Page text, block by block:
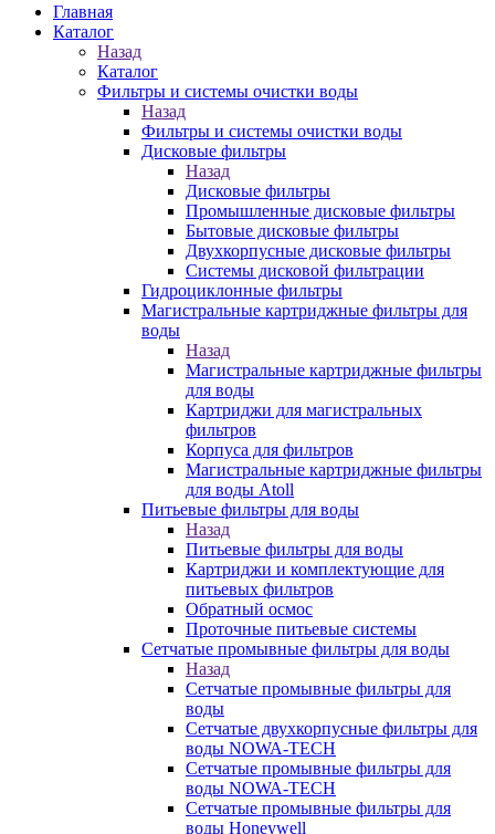
Главная
Каталог
Назад
Каталог
Фильтры и системы очистки воды
Назад
Фильтры и системы очистки воды
Дисковые фильтры
Назад
Дисковые фильтры
Промышленные дисковые фильтры
Бытовые дисковые фильтры
Двухкорпусные дисковые фильтры
Системы дисковой фильтрации
Гидроциклонные фильтры
Магистральные картриджные фильтры для
воды
Назад
Магистральные картриджные фильтры
для воды
Картриджи для магистральных
фильтров
Корпуса для фильтров
Магистральные картриджные фильтры
для воды Atoll
Питьевые фильтры для воды
Назад
Питьевые фильтры для воды
Картриджи и комплектующие для
питьевых фильтров
Обратный осмос
Проточные питьевые системы
Сетчатые промывные фильтры для воды
Назад
Сетчатые промывные фильтры для
воды
Сетчатые двухкорпусные фильтры для
воды NOWA-TECH
Сетчатые промывные фильтры для
воды NOWA-TECH
Сетчатые промывные фильтры для
воды Honeywell